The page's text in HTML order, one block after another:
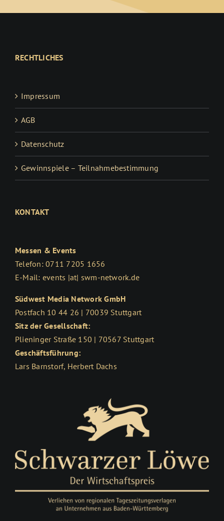
RECHTLICHES
Impressum
AGB
Datenschutz
Gewinnspiele – Teilnahmebestimmung
KONTAKT
Messen & Events
Telefon: 0711 7205 1656
E-Mail: events |at| swm-network.de
Südwest Media Network GmbH
Postfach 10 44 26 | 70039 Stuttgart
Sitz der Gesellschaft:
Plieninger Straße 150 | 70567 Stuttgart
Geschäftsführung:
Lars Barnstorf, Herbert Dachs